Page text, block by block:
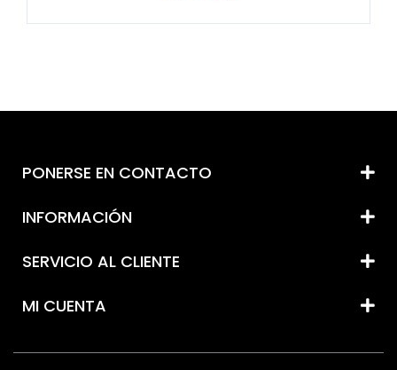
PONERSE EN CONTACTO
INFORMACIÓN
SERVICIO AL CLIENTE
MI CUENTA